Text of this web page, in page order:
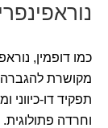
כמו דופמין,
מקושרת להגברה
תפקיד דו-
וחרדה פתולוגית.